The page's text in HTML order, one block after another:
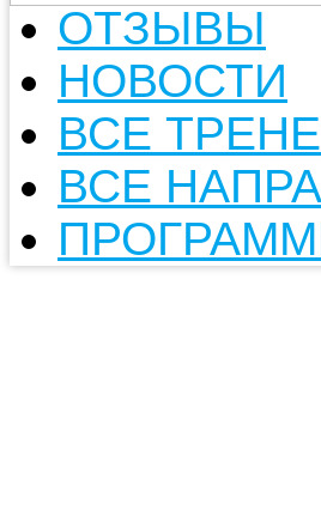
ОТЗЫВЫ
НОВОСТИ
ВСЕ
ВСЕ